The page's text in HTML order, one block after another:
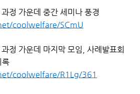
정 가운데 중간 세미나 풍경
coolwelfare/SCmU
정 가운데 마지막 모임, 사례발표회
록
coolwelfare/R1Lg/361